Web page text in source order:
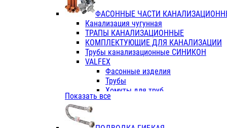
Фитинги с металл. серые
Фитинги ПП (серые)
Фитинги ПП белые
Краны
Фитинги ПП (белые)
Фитинги ПП с металлом белые
ПК КОНТУР
Краны полипропиленовые
Трубы полипропиленивые
TK
VALFEX
ФАСОННЫЕ ЧАСТИ
Канализация чугунная
ТРАПЫ КАНАЛИЗАЦИОННЫЕ
КОМПЛЕКТУЮЩИЕ ДЛЯ КАНАЛИЗАЦИИ
Трубы канализационные СИНИКОН
VALFEX
Фасонные изделия
Трубы
Хомуты для труб
ПВХ (стройполимер)
Показать все